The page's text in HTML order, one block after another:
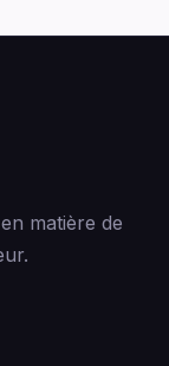
matière de